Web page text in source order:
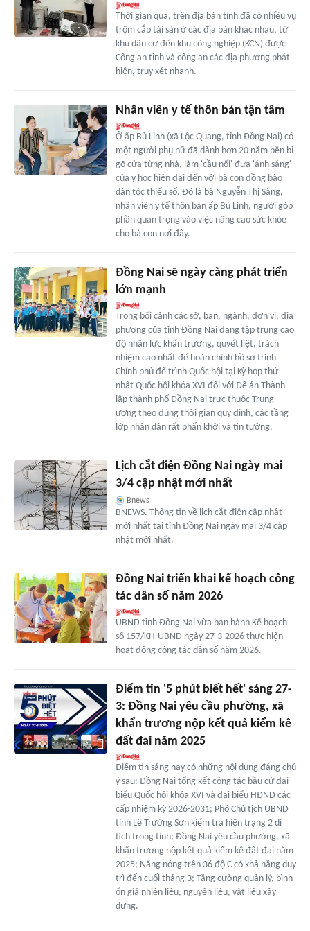
Thời gian qua, trên địa bàn tỉnh đã có nhiều vụ
trộm cắp tài sản ở các địa bàn khác nhau, từ
khu dân cư đến khu công nghiệp (KCN) được
Công an tỉnh và công an các địa phương phát
hiện, truy xét nhanh.
Nhân viên y tế thôn bản tận tâm
Ở ấp Bù Linh (xã Lộc Quang, tỉnh Đồng Nai) có
một người phụ nữ đã dành hơn 20 năm bền bỉ
gõ cửa từng nhà, làm 'cầu nối' đưa 'ánh sáng'
của y học hiện đại đến với bà con đồng bào
dân tộc thiểu số. Đó là bà Nguyễn Thị Sàng,
nhân viên y tế thôn bản ấp Bù Linh, người góp
phần quan trọng vào việc nâng cao sức khỏe
cho bà con nơi đây.
Đồng Nai sẽ ngày càng phát triển
lớn mạnh
Trong bối cảnh các sở, ban, ngành, đơn vị, địa
phương của tỉnh Ðồng Nai đang tập trung cao
độ nhân lực khẩn trương, quyết liệt, trách
nhiệm cao nhất để hoàn chỉnh hồ sơ trình
Chính phủ để trình Quốc hội tại Kỳ họp thứ
nhất Quốc hội khóa XVI đối với Ðề án Thành
lập thành phố Ðồng Nai trực thuộc Trung
ương theo đúng thời gian quy định, các tầng
lớp nhân dân rất phấn khởi và tin tưởng.
Lịch cắt điện Đồng Nai ngày mai
3/4 cập nhật mới nhất
Bnews
BNEWS. Thông tin về lịch cắt điện cập nhật
mới nhất tại tỉnh Đồng Nai ngày mai 3/4 cập
nhật mới nhất.
Đồng Nai triển khai kế hoạch công
tác dân số năm 2026
UBND tỉnh Đồng Nai vừa ban hành Kế hoạch
số 157/KH-UBND ngày 27-3-2026 thực hiện
hoạt động công tác dân số năm 2026.
Điểm tin '5 phút biết hết' sáng 27-
3: Đồng Nai yêu cầu phường, xã
khẩn trương nộp kết quả kiểm kê
đất đai năm 2025
Điểm tin sáng nay có những nội dung đáng chú
ý sau: Đồng Nai tổng kết công tác bầu cử đại
biểu Quốc hội khóa XVI và đại biểu HĐND các
cấp nhiệm kỳ 2026-2031; Phó Chủ tịch UBND
tỉnh Lê Trường Sơn kiểm tra hiện trạng 2 di
tích trong tỉnh; Đồng Nai yêu cầu phường, xã
khẩn trương nộp kết quả kiểm kê đất đai năm
2025; Nắng nóng trên 36 độ C có khả năng duy
trì đến cuối tháng 3; Tăng cường quản lý, bình
ổn giá nhiên liệu, nguyên liệu, vật liệu xây
dựng.